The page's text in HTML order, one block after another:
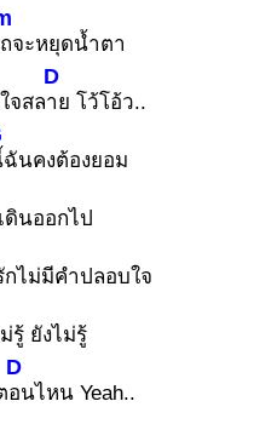
จะหยุดน้ำตา
จสล
D
าย โว้โอ้ว..
นคงต้องยอม
ดินออกไป
กไม่มีคำปลอบใจ
รู้ ยังไม่รู้
D
อนไหน Yeah..